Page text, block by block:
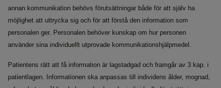
annan kommunikation behövs förutsättningar både för att själv ha
möjlighet att uttrycka sig och för att förstå den information som
personalen ger. Personalen behöver kunskap om hur personen
använder sina individuellt utprovade kommunikationshjälpmedel.
Patientens rätt att få information är lagstadgad och framgår av 3 kap. i
patientlagen. Informationen ska anpassas till individens ålder, mognad,